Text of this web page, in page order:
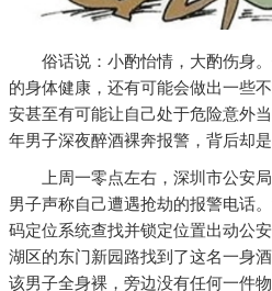
俗话说：小酌怡情，大酌伤身
的身体健康，还有可能会做出一些
安甚至有可能让自己处于危险意外
年男子深夜醉酒裸奔报警，背后却
上周一零点左右，深圳市公安
男子声称自己遭遇抢劫的报警电话
码定位系统查找并锁定位置出动公
湖区的东门新园路找到了这名一身
该男子全身裸，旁边没有任何一件